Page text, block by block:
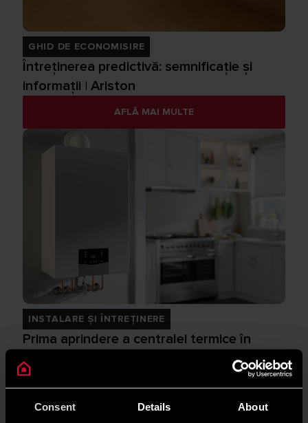
Consent Details About
GHID DE ECONOMISIRE
Întreținerea predictivă: semnificație și
informații | Ariston
AFLĂ MAI MULTE
INSTALARE ȘI ÎNTREȚINERE
Prima aprindere a centralei termice în
condensare: cum funcționează? | Ariston